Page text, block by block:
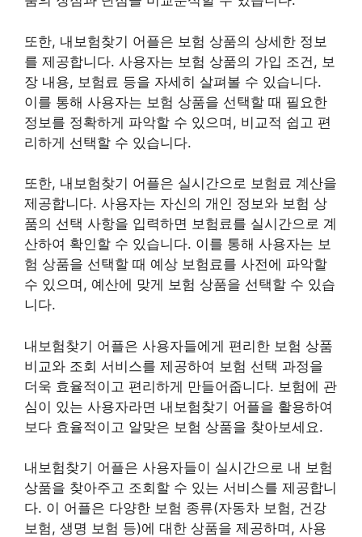
또한, 내보험찾기 어플은 보험 상품의 상세한 정보
를 제공합니다. 사용자는 보험 상품의 가입 조건, 보
장 내용, 보험료 등을 자세히 살펴볼 수 있습니다.
이를 통해 사용자는 보험 상품을 선택할 때 필요한
정보를 정확하게 파악할 수 있으며, 비교적 쉽고 편
리하게 선택할 수 있습니다.
또한, 내보험찾기 어플은 실시간으로 보험료 계산을
제공합니다. 사용자는 자신의 개인 정보와 보험 상
품의 선택 사항을 입력하면 보험료를 실시간으로 계
산하여 확인할 수 있습니다. 이를 통해 사용자는 보
험 상품을 선택할 때 예상 보험료를 사전에 파악할
수 있으며, 예산에 맞게 보험 상품을 선택할 수 있습
니다.
내보험찾기 어플은 사용자들에게 편리한 보험 상품
비교와 조회 서비스를 제공하여 보험 선택 과정을
더욱 효율적이고 편리하게 만들어줍니다. 보험에 관
심이 있는 사용자라면 내보험찾기 어플을 활용하여
보다 효율적이고 알맞은 보험 상품을 찾아보세요.
내보험찾기 어플은 사용자들이 실시간으로 내 보험
상품을 찾아주고 조회할 수 있는 서비스를 제공합니
다. 이 어플은 다양한 보험 종류(자동차 보험, 건강
보험, 생명 보험 등)에 대한 상품을 제공하며, 사용